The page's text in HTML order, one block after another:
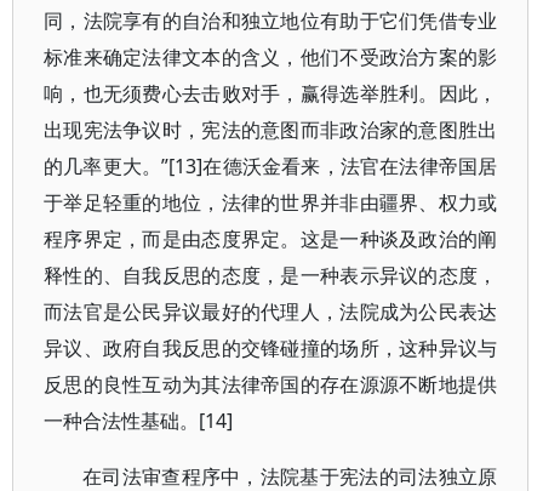
同，法院享有的自治和独立地位有助于它们凭借专业
标准来确定法律文本的含义，他们不受政治方案的影
响，也无须费心去击败对手，赢得选举胜利。因此，
出现宪法争议时，宪法的意图而非政治家的意图胜出
的几率更大。”[13]在德沃金看来，法官在法律帝国居
于举足轻重的地位，法律的世界并非由疆界、权力或
程序界定，而是由态度界定。这是一种谈及政治的阐
释性的、自我反思的态度，是一种表示异议的态度，
而法官是公民异议最好的代理人，法院成为公民表达
异议、政府自我反思的交锋碰撞的场所，这种异议与
反思的良性互动为其法律帝国的存在源源不断地提供
一种合法性基础。[14]
在司法审查程序中，法院基于宪法的司法独立原